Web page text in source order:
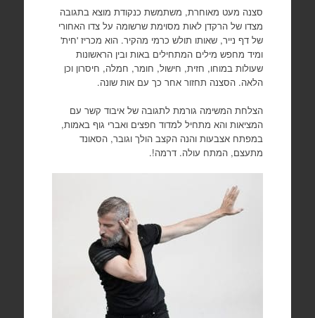
סצנה מעט מאוחרת, משתמשת כנקודת מוצא בתגובה
מצדו של הרקדן לאות מסוימת שרשומה על צדו האחורי
של דף נייר, שאותו תולש כרמי מהקיר. הוא מכריז 'חית'
ומיד מחפש מילים המתחילים באות ובין הראשונות
שעולות במוחו, חזית, חישול, חומר, חמלה, חיסרון וכן
הלאה. הסצנה תחזור אחר כך עם אות שונה.
הצלחת המשימה גורמת לתגובה של איבוד קשר עם
המציאות והא מתחיל למדוד חפצים ואברי גוף באמות,
במפתח אצבעות והנה הקצב הולך וגובר, הסאונד
מתעצם, המתח עולה. דרמה!.